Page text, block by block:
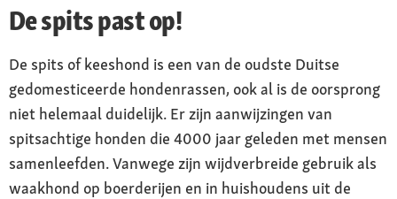
De spits past op!
De spits of keeshond is een van de oudste Duitse
gedomesticeerde hondenrassen, ook al is de oorsprong
niet helemaal duidelijk. Er zijn aanwijzingen van
spitsachtige honden die 4000 jaar geleden met mensen
samenleefden. Vanwege zijn wijdverbreide gebruik als
waakhond op boerderijen en in huishoudens uit de